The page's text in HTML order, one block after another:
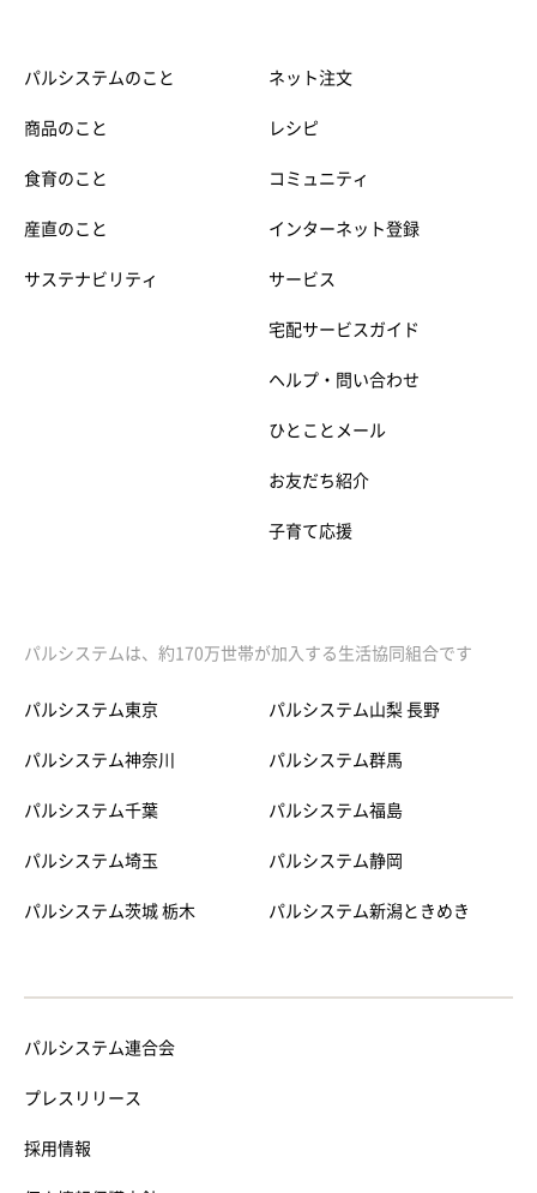
パルシステムのこと
商品のこと
食育のこと
産直のこと
サステナビリティ
ネット注文
レシピ
コミュニティ
インターネット登録
サービス
宅配サービスガイド
ヘルプ・問い合わせ
ひとことメール
お友だち紹介
子育て応援
パルシステムは、約170万世帯が加入する生活協同組合です
パルシステム東京
パルシステム神奈川
パルシステム千葉
パルシステム埼玉
パルシステム茨城 栃木
パルシステム山梨 長野
パルシステム群馬
パルシステム福島
パルシステム静岡
パルシステム新潟ときめき
パルシステム連合会
プレスリリース
採用情報